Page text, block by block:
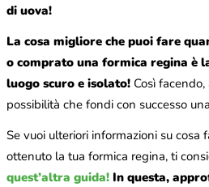
di uova!
La cosa migliore che puoi fare
o comprato una formica regina è
luogo scuro e isolato! Così
possibilità che fondi con successo
Se vuoi ulteriori informazioni su cosa
ottenuto la tua formica regina, ti
quest’altra guida! In questa,